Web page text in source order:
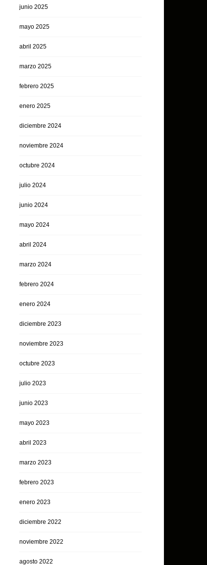
junio 2025
mayo 2025
abril 2025
marzo 2025
febrero 2025
enero 2025
diciembre 2024
noviembre 2024
octubre 2024
julio 2024
junio 2024
mayo 2024
abril 2024
marzo 2024
febrero 2024
enero 2024
diciembre 2023
noviembre 2023
octubre 2023
julio 2023
junio 2023
mayo 2023
abril 2023
marzo 2023
febrero 2023
enero 2023
diciembre 2022
noviembre 2022
agosto 2022